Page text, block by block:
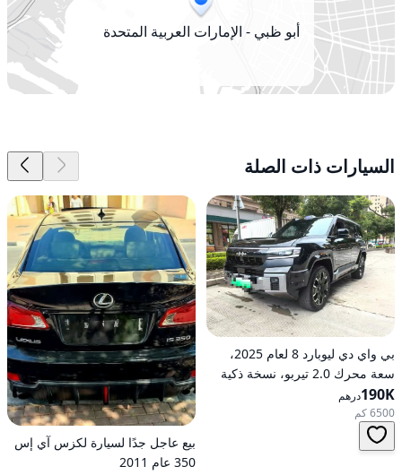
أبو ظبي - الإمارات العربية المتحدة
السيارات ذات الصلة
بي واي دي ليوبارد 8 لعام 2025،
سعة محرك 2.0 تيربو، نسخة ذكية
رائدة هجينة ذات دفع كلي على
العجلات
190Kدرهم
6500 كم
بيع عاجل جدًا لسيارة لكزس آي إس
350 عام 2011